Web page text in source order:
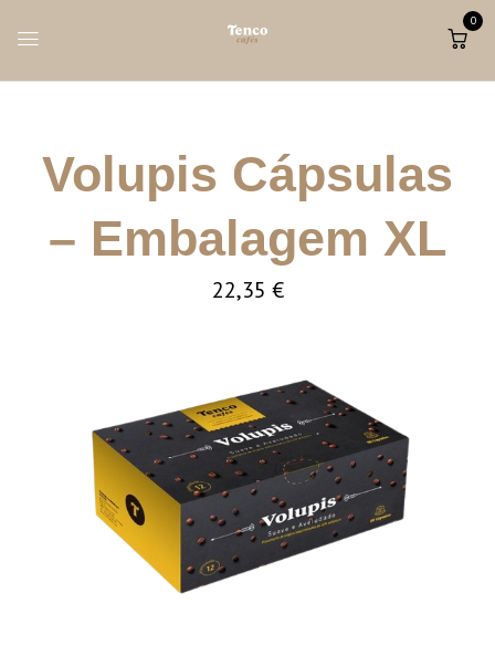
0
Volupis Cápsulas
– Embalagem XL
22,35 €